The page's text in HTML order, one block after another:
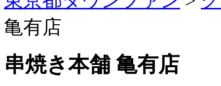
亀有店
串焼き本舗 亀有店